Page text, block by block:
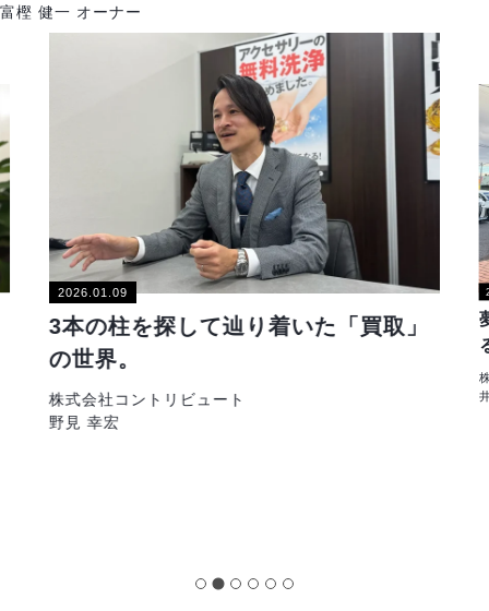
富樫 健一 オーナー
2026.01.09
3本の柱を探して辿り着いた「買取」
の世界。
株式会社コントリビュート
野見 幸宏